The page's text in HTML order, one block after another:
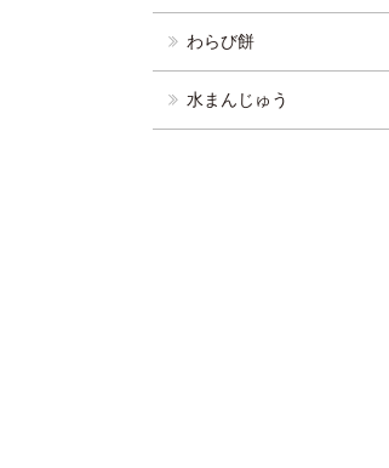
わらび餅
水まんじゅう